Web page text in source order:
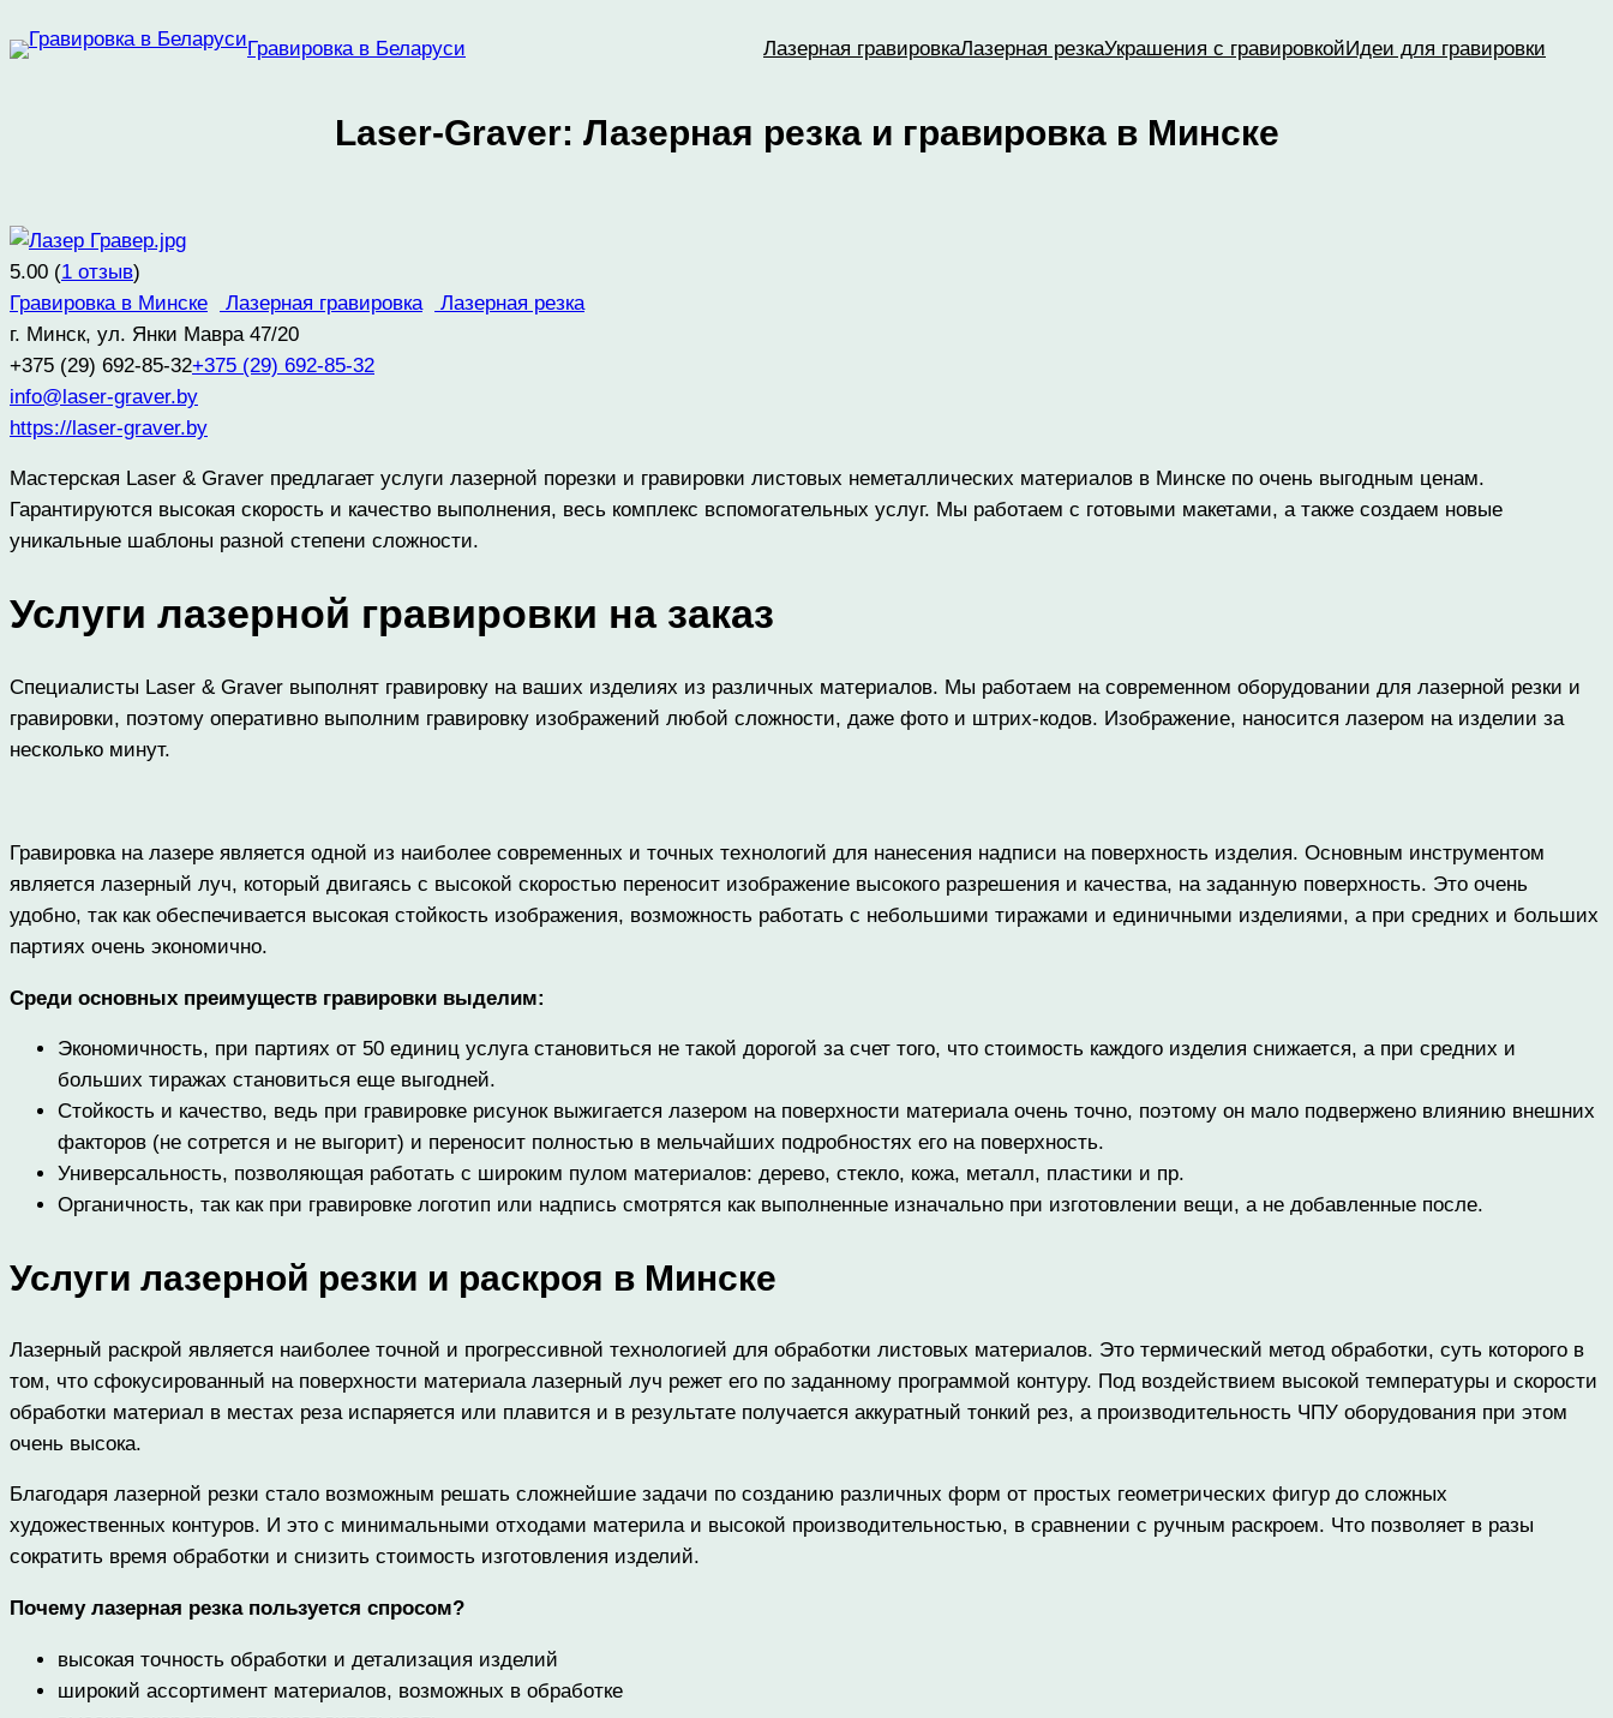
к
Гравировка в Беларуси Лазерная гравировкаЛазерная резкаУкрашения с гравировкойИдеи для гравировки
Laser-Graver: Лазерная резка и гравировка в Минске
5.00 (1 отзыв)
Гравировка в Минске
Лазерная гравировка
Лазерная резка
г. Минск, ул. Янки Мавра 47/20
+375 (29) 692-85-32+375 (29) 692-85-32
info@laser-graver.by
https://laser-graver.by
Мастерская Laser & Graver предлагает услуги лазерной порезки и гравировки листовых неметаллических материалов в Минске по очень выгодным ценам.
Гарантируются высокая скорость и качество выполнения, весь комплекс вспомогательных услуг. Мы работаем с готовыми макетами, а также создаем новые
уникальные шаблоны разной степени сложности.
Услуги лазерной гравировки на заказ
Специалисты Laser & Graver выполнят гравировку на ваших изделиях из различных материалов. Мы работаем на современном оборудовании для лазерной резки и
гравировки, поэтому оперативно выполним гравировку изображений любой сложности, даже фото и штрих-кодов. Изображение, наносится лазером на изделии за
несколько минут.
Гравировка на лазере является одной из наиболее современных и точных технологий для нанесения надписи на поверхность изделия. Основным инструментом
является лазерный луч, который двигаясь с высокой скоростью переносит изображение высокого разрешения и качества, на заданную поверхность. Это очень
удобно, так как обеспечивается высокая стойкость изображения, возможность работать с небольшими тиражами и единичными изделиями, а при средних и больших
партиях очень экономично.
Среди основных преимуществ гравировки выделим:
Экономичность, при партиях от 50 единиц услуга становиться не такой дорогой за счет того, что стоимость каждого изделия снижается, а при средних и
больших тиражах становиться еще выгодней.
Стойкость и качество, ведь при гравировке рисунок выжигается лазером на поверхности материала очень точно, поэтому он мало подвержено влиянию внешних
факторов (не сотрется и не выгорит) и переносит полностью в мельчайших подробностях его на поверхность.
Универсальность, позволяющая работать с широким пулом материалов: дерево, стекло, кожа, металл, пластики и пр.
Органичность, так как при гравировке логотип или надпись смотрятся как выполненные изначально при изготовлении вещи, а не добавленные после.
Услуги лазерной резки и раскроя в Минске
Лазерный раскрой является наиболее точной и прогрессивной технологией для обработки листовых материалов. Это термический метод обработки, суть которого в
том, что сфокусированный на поверхности материала лазерный луч режет его по заданному программой контуру. Под воздействием высокой температуры и скорости
обработки материал в местах реза испаряется или плавится и в результате получается аккуратный тонкий рез, а производительность ЧПУ оборудования при этом
очень высока.
Благодаря лазерной резки стало возможным решать сложнейшие задачи по созданию различных форм от простых геометрических фигур до сложных
художественных контуров. И это с минимальными отходами материла и высокой производительностью, в сравнении с ручным раскроем. Что позволяет в разы
сократить время обработки и снизить стоимость изготовления изделий.
Почему лазерная резка пользуется спросом?
высокая точность обработки и детализация изделий
широкий ассортимент материалов, возможных в обработке